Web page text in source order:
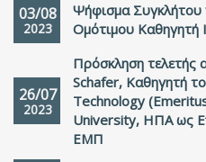
03/08
2023
Ψήφισμα Συγκλήτου
Ομότιμου Καθηγητή
26/07
2023
Πρόσκληση τελετής
Schafer, Καθηγητή
Technology
University, ΗΠΑ ως
ΕΜΠ